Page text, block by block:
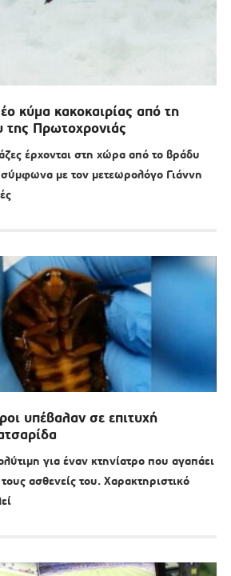
κύμα κακοκαιρίας από τη
Πρωτοχρονιάς
έρχονται στη χώρα από το βράδυ
με τον μετεωρολόγο Γιάννη
υπέβαλαν σε επιτυχή
για έναν κτηνίατρο που αγαπάει
ασθενείς του. Χαρακτηριστικό